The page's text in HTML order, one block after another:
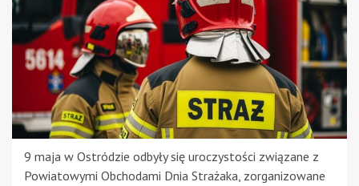
9 maja w Ostródzie odbyły się uroczystości związane z
Powiatowymi Obchodami Dnia Strażaka, zorganizowane